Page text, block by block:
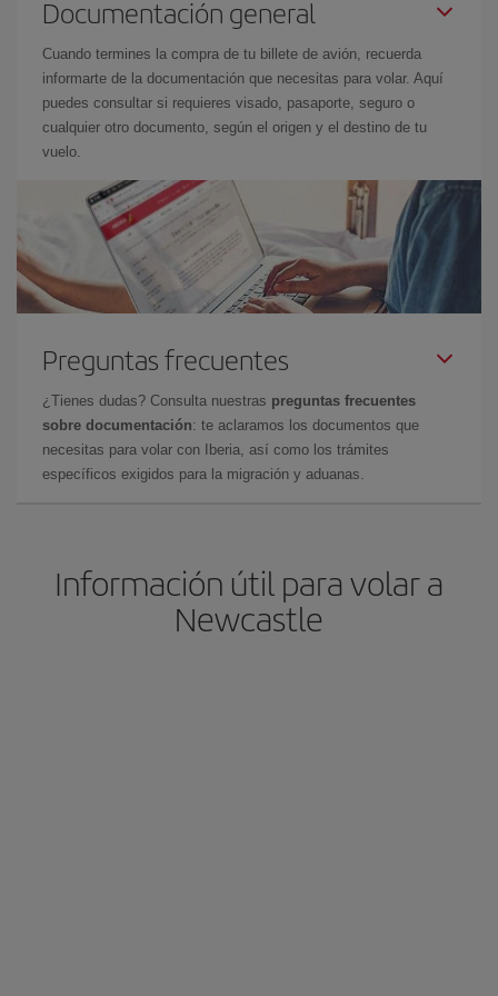
Documentación general
Cuando termines la compra de tu billete de avión, recuerda
informarte de la documentación que necesitas para volar. Aquí
puedes consultar si requieres visado, pasaporte, seguro o
cualquier otro documento, según el origen y el destino de tu
vuelo.
Preguntas frecuentes
¿Tienes dudas? Consulta nuestras preguntas frecuentes
sobre documentación: te aclaramos los documentos que
necesitas para volar con Iberia, así como los trámites
específicos exigidos para la migración y aduanas.
Información útil para volar a
Newcastle